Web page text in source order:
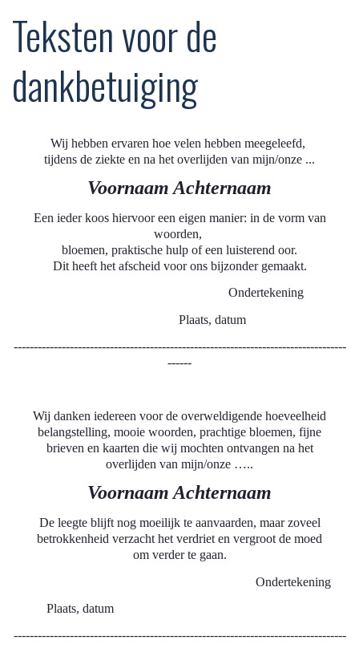
Teksten voor de
dankbetuiging
Wij hebben ervaren hoe velen hebben meegeleefd,
tijdens de ziekte en na het overlijden van mijn/onze ...
Voornaam Achternaam
Een ieder koos hiervoor een eigen manier: in de vorm van
woorden,
bloemen, praktische hulp of een luisterend oor.
Dit heeft het afscheid voor ons bijzonder gemaakt.
Ondertekening
Plaats, datum
-----------------------------------------------------------------------------------
------
Wij danken iedereen voor de overweldigende hoeveelheid
belangstelling, mooie woorden, prachtige bloemen, fijne
brieven en kaarten die wij mochten ontvangen na het
overlijden van mijn/onze …..
Voornaam Achternaam
De leegte blijft nog moeilijk te aanvaarden, maar zoveel
betrokkenheid verzacht het verdriet en vergroot de moed
om verder te gaan.
Ondertekening
Plaats, datum
-----------------------------------------------------------------------------------